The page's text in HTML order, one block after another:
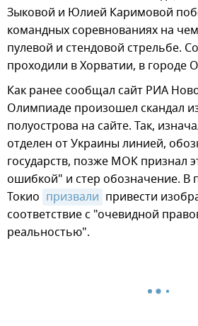
Зыковой и Юлией Каримовой
командных соревнованиях на
пулевой и стендовой стрельбе.
проходили в Хорватии, в городе
Как ранее сообщал сайт РИА
Олимпиаде произошел скандал
полуострова на сайте. Так,
отделен от Украины линией,
государств, позже МОК признал
ошибкой" и стер обозначение. В
Токио призвали привести
соответствие с "очевидной
реальностью".